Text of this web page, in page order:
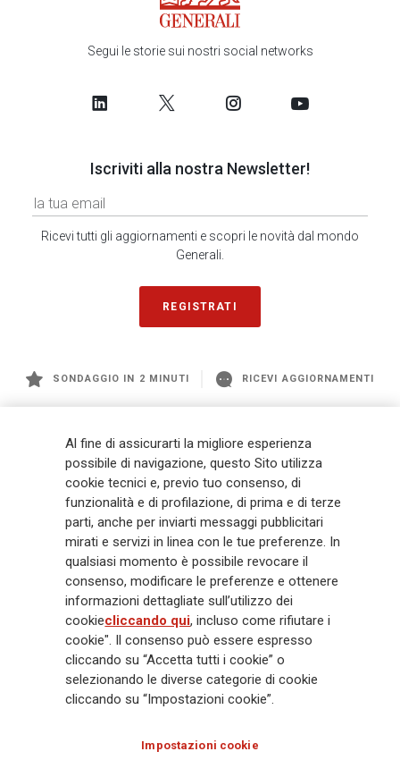
Segui le storie sui nostri social networks
Iscriviti alla nostra Newsletter!
Ricevi tutti gli aggiornamenti e scopri le novità dal mondo
Generali.
REGISTRATI
SONDAGGIO IN 2 MINUTI RICEVI AGGIORNAMENTI
management a livello globale, con premi complessivi pari a € 98,1
miliardi e € 900 miliardi di AUM nel 2025. Fondato nel 1831, con oltre 88
mila dipendenti e 163 mila agenti che servono 75 milioni di clienti, il
Gruppo ha una posizione di leadership in Europa e una presenza
crescente in Asia e America. Al centro della strategia di Generali c'è il suo
impegno Lifetime Partner verso i clienti, realizzato attraverso soluzioni
innovative e personalizzate, un'esperienza cliente di prima classe e le sue
capacità di distribuzione globale digitalizzata. Il Gruppo ha
completamente integrato la sostenibilità in tutte le scelte strategiche, con
l'obiettivo di creare valore per tutti gli stakeholder mentre costruisce una
società più equa e resiliente.
Legal Info Cookie Policy Privacy & GDPR
Al fine di assicurarti la migliore esperienza
possibile di navigazione, questo Sito utilizza
cookie tecnici e, previo tuo consenso, di
funzionalità e di profilazione, di prima e di terze
parti, anche per inviarti messaggi pubblicitari
mirati e servizi in linea con le tue preferenze. In
qualsiasi momento è possibile revocare il
consenso, modificare le preferenze e ottenere
informazioni dettagliate sull’utilizzo dei
cookiecliccando qui, incluso come rifiutare i
cookie". Il consenso può essere espresso
cliccando su “Accetta tutti i cookie” o
selezionando le diverse categorie di cookie
cliccando su “Impostazioni cookie”.
Impostazioni cookie